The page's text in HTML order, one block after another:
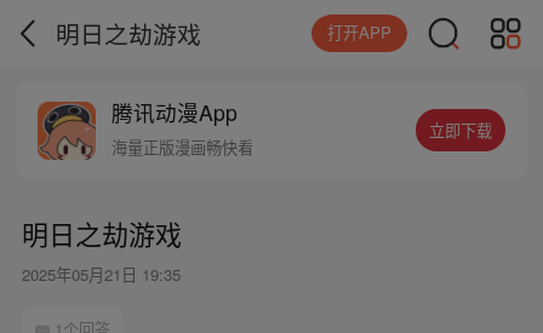
明日之劫游戏 打开APP
腾讯动漫App
海量正版漫画畅快看
立即下载
明日之劫游戏
2025年05月21日 19:35